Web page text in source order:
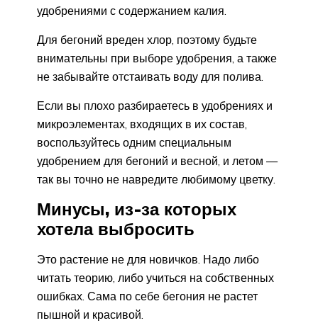
удобрениями с содержанием калия.
Для бегоний вреден хлор, поэтому будьте
внимательны при выборе удобрения, а также
не забывайте отстаивать воду для полива.
Если вы плохо разбираетесь в удобрениях и
микроэлементах, входящих в их состав,
воспользуйтесь одним специальным
удобрением для бегоний и весной, и летом —
так вы точно не навредите любимому цветку.
Минусы, из-за которых
хотела выбросить
Это растение не для новичков. Надо либо
читать теорию, либо учиться на собственных
ошибках. Сама по себе бегония не растет
пышной и красивой.